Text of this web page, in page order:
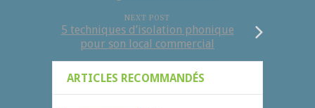
NEXT POST
5 techniques d’isolation phonique
pour son local commercial
ARTICLES RECOMMANDÉS